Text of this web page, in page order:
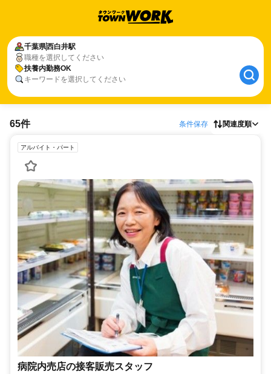
千葉県西白井駅
職種を選択してください
扶養内勤務OK
キーワードを選択してください
65件 条件保存 関連度順
アルバイト・パート
病院内売店の接客販売スタッフ